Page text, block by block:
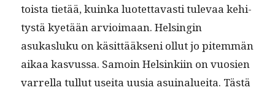
toista tietää, kuin­ka luotet­tavasti tule­vaa kehi­
tys­tä kyetään arvioimaan. Helsin­gin
asukasluku on käsit­tääk­seni ollut jo pitem­män
aikaa kasvus­sa. Samoin Helsinki­in on vuosien
var­rel­la tul­lut usei­ta uusia asuinaluei­ta. Tästä